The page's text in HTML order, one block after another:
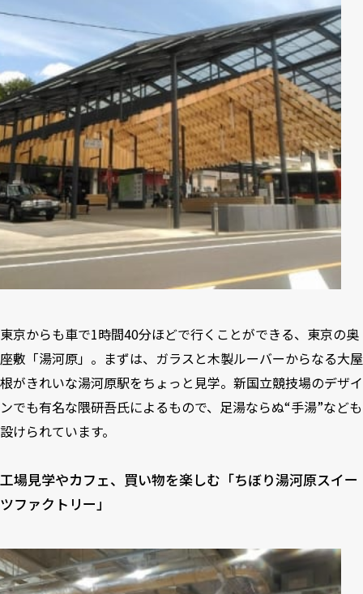
東京からも車で1時間40分ほどで行くことができる、東京の奥
座敷「湯河原」。まずは、ガラスと木製ルーバーからなる大屋
根がきれいな湯河原駅をちょっと見学。新国立競技場のデザイ
ンでも有名な隈研吾氏によるもので、足湯ならぬ“手湯”なども
設けられています。
工場見学やカフェ、買い物を楽しむ「ちぼり湯河原スイー
ツファクトリー」